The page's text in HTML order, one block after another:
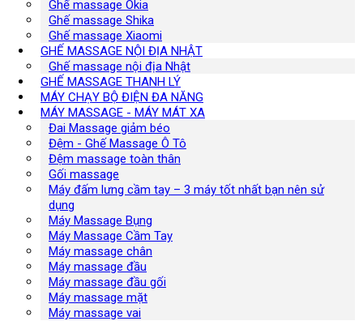
Ghế massage Okia
Ghế massage Shika
Ghế massage Xiaomi
GHẾ MASSAGE NỘI ĐỊA NHẬT
Ghế massage nội địa Nhật
GHẾ MASSAGE THANH LÝ
MÁY CHẠY BỘ ĐIỆN ĐA NĂNG
MÁY MASSAGE - MÁY MÁT XA
Đai Massage giảm béo
Đệm - Ghế Massage Ô Tô
Đệm massage toàn thân
Gối massage
Máy đấm lưng cầm tay – 3 máy tốt nhất bạn nên sử
dụng
Máy Massage Bụng
Máy Massage Cầm Tay
Máy massage chân
Máy massage đầu
Máy massage đầu gối
Máy massage mặt
Máy massage vai